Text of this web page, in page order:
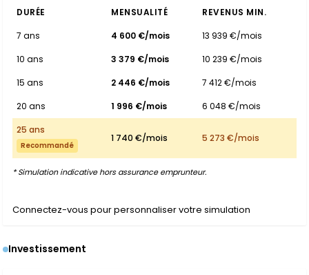
DURÉE MENSUALITÉ
REVENUS MIN.
7 ans
4 600 €/mois
13 939 €/mois
10 ans
3 379 €/mois
10 239 €/mois
15 ans
2 446 €/mois
7 412 €/mois
20 ans
1 996 €/mois
6 048 €/mois
25 ans
Recommandé
1 740 €/mois 5 273 €/mois
* Simulation indicative hors assurance emprunteur.
Connectez-vous pour personnaliser votre simulation
Investissement